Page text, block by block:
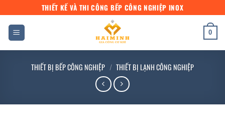
qua
dung
THIẾT KẾ VÀ THI CÔNG BẾP CÔNG NGHIỆP INOX
0
THIẾT BỊ BẾP CÔNG NGHIỆP / THIẾT BỊ LẠNH CÔNG NGHIỆP